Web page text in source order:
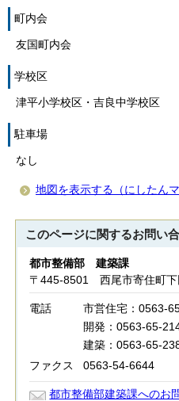
町内会
友国町内会
学校区
津平小学校区・吉良中学校区
駐車場
なし
地図を表示する（にしたんマ
このページに関するお問い
都市整備部 建築課
〒445-8501 西尾市寄住町下
電話
市営住宅：0563-
開発：0563-65-
建築：0563-65-
ファクス
0563-54-6644
都市整備部建築課へのお